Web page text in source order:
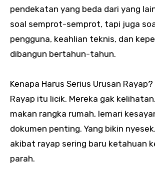
pendekatan yang beda dari yang
soal semprot-semprot, tapi juga
pengguna, keahlian teknis, dan
dibangun bertahun-tahun.
Kenapa Harus Serius Urusan Rayap?
Rayap itu licik. Mereka gak
makan rangka rumah, lemari
dokumen penting. Yang bikin
akibat rayap sering baru ketahuan
parah.